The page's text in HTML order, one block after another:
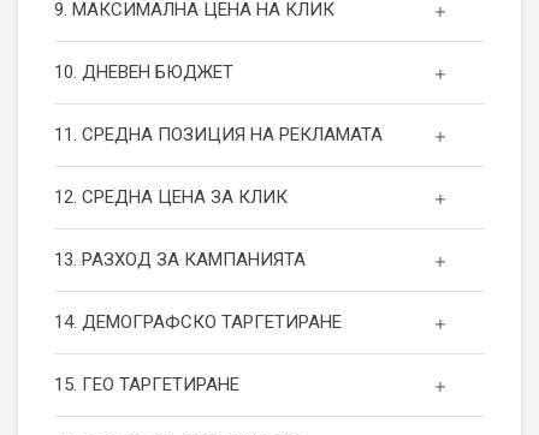
9. МАКСИМАЛНА ЦЕНА НА КЛИК
10. ДНЕВЕН БЮДЖЕТ
11. СРЕДНА ПОЗИЦИЯ НА РЕКЛАМАТА
12. СРЕДНА ЦЕНА ЗА КЛИК
13. РАЗХОД ЗА КАМПАНИЯТА
14. ДЕМОГРАФСКО ТАРГЕТИРАНЕ
15. ГЕО ТАРГЕТИРАНЕ